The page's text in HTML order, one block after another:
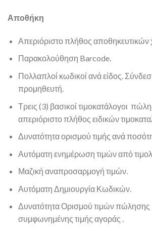
Αποθήκη
Απεριόριστο πλήθος
Παρακολούθηση Barcode.
Πολλαπλοί κωδικοί ανά είδος.
προμηθευτή.
Τρεις (3) βασικοί τιμοκατάλογοι
απεριόριστο πλήθος ειδικών
Δυνατότητα ορισμού τιμής ανά
Αυτόματη ενημέρωση τιμών από
Μαζική αναπροσαρμογή τιμών.
Αυτόματη Δημιουργία Κωδικών.
Δυνατότητα Ορισμού τιμών
συμφωνημένης τιμής αγοράς .